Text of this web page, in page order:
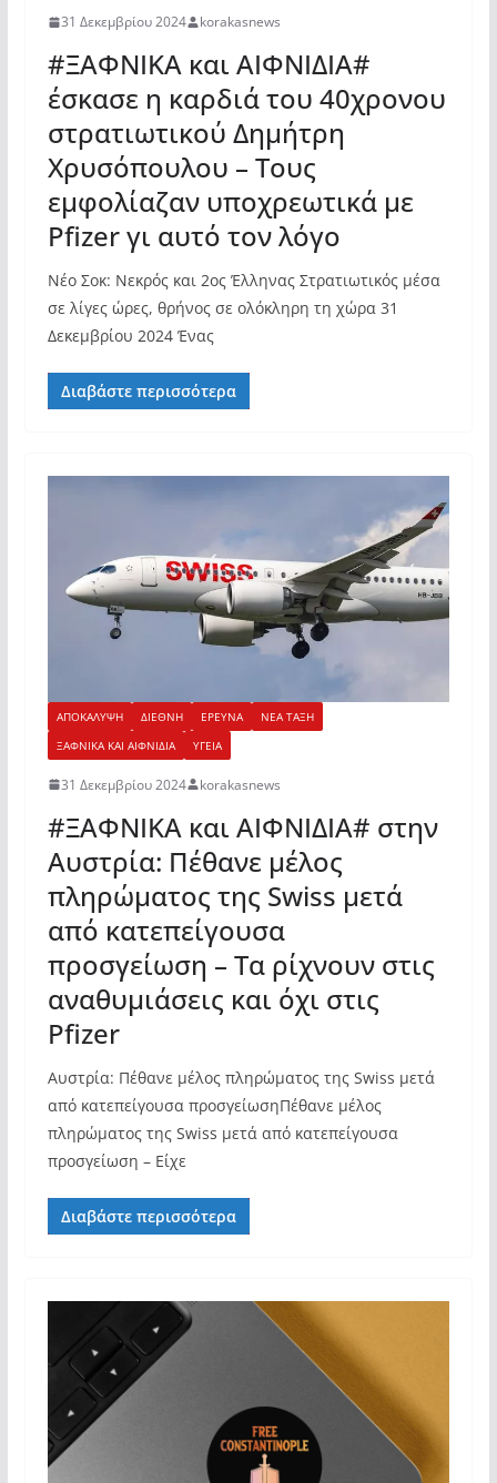
31 Δεκεμβρίου 2024 korakasnews
#ΞΑΦΝΙΚΑ και ΑΙΦΝΙΔΙΑ#
έσκασε η καρδιά του 40χρονου
στρατιωτικού Δημήτρη
Χρυσόπουλου – Τους
εμφολίαζαν υποχρεωτικά με
Pfizer γι αυτό τον λόγο
Νέο Σοκ: Νεκρός και 2ος Έλληνας Στρατιωτικός μέσα
σε λίγες ώρες, θρήνος σε ολόκληρη τη χώρα 31
Δεκεμβρίου 2024 Ένας
Διαβάστε περισσότερα
ΑΠΟΚΑΛΥΨΗ ΔΙΕΘΝΗ ΕΡΕΥΝΑ
ΝΕΑ ΤΑΞΗ
ΞΑΦΝΙΚΑ ΚΑΙ ΑΙΦΝΙΔΙΑ
ΥΓΕΙΑ
31 Δεκεμβρίου 2024 korakasnews
#ΞΑΦΝΙΚΑ και ΑΙΦΝΙΔΙΑ# στην
Αυστρία: Πέθανε μέλος
πληρώματος της Swiss μετά
από κατεπείγουσα
προσγείωση – Τα ρίχνουν στις
αναθυμιάσεις και όχι στις
Pfizer
Αυστρία: Πέθανε μέλος πληρώματος της Swiss μετά
από κατεπείγουσα προσγείωσηΠέθανε μέλος
πληρώματος της Swiss μετά από κατεπείγουσα
προσγείωση – Είχε
Διαβάστε περισσότερα